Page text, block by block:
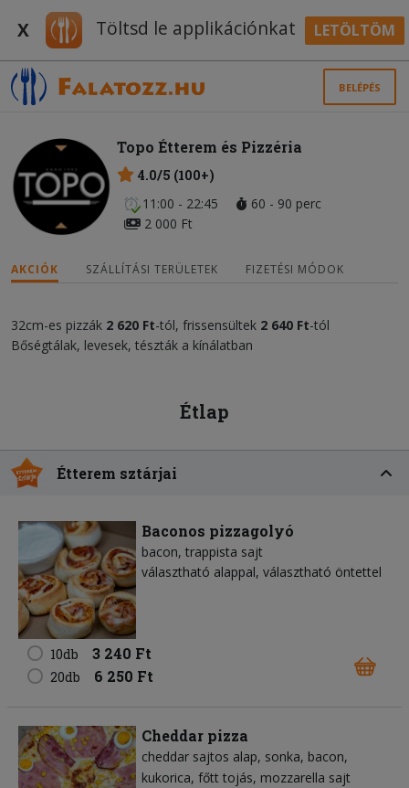
X Töltsd le applikációnkat LETÖLTÖM
BELÉPÉS
Topo Étterem és Pizzéria
4.0/5 (100+)
11:00 - 22:45
60 - 90 perc
2 000 Ft
AKCIÓK SZÁLLÍTÁSI TERÜLETEK FIZETÉSI MÓDOK
32cm-es pizzák 2 620 Ft-tól, frissensültek 2 640 Ft-tól
Bőségtálak, levesek, tészták a kínálatban
Étlap
Étterem sztárjai
Baconos pizzagolyó
bacon trappista sajt
választható alappal, választható öntettel
10db 3 240 Ft
20db 6 250 Ft
Cheddar pizza
cheddar sajtos alap sonka bacon
kukorica főtt tojás mozzarella sajt